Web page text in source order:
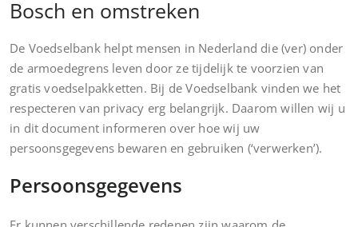
Bosch en omstreken
De Voedselbank helpt mensen in Nederland die (ver) onder
de armoedegrens leven door ze tijdelijk te voorzien van
gratis voedselpakketten. Bij de Voedselbank vinden we het
respecteren van privacy erg belangrijk. Daarom willen wij u
in dit document informeren over hoe wij uw
persoonsgegevens bewaren en gebruiken (‘verwerken’).
Persoonsgegevens